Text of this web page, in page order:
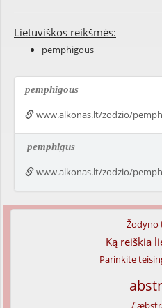
Lietuviškos reikšmės:
pemphigous
pemphigous
www.alkonas.lt/zodzio/
pemphigus
www.alkonas.lt/zodzio/
Žodyno
Ką reiškia
Parinkite
/